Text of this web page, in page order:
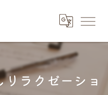
ラクゼーショ